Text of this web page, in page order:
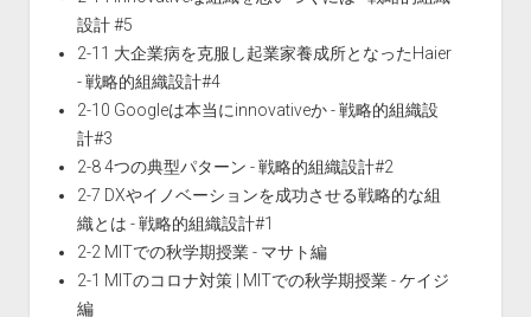
設計 #5
2-11 大企業病を克服し起業家養成所となったHaier
- 戦略的組織設計#4
2-10 Googleは本当にinnovativeか - 戦略的組織設
計#3
2-8 4つの典型パターン - 戦略的組織設計#2
2-7 DXやイノベーションを成功させる戦略的な組
織とは - 戦略的組織設計#1
2-2 MITでの秋学期授業 - マサト編
2-1 MITのコロナ対策 | MITでの秋学期授業 - ケイジ
編